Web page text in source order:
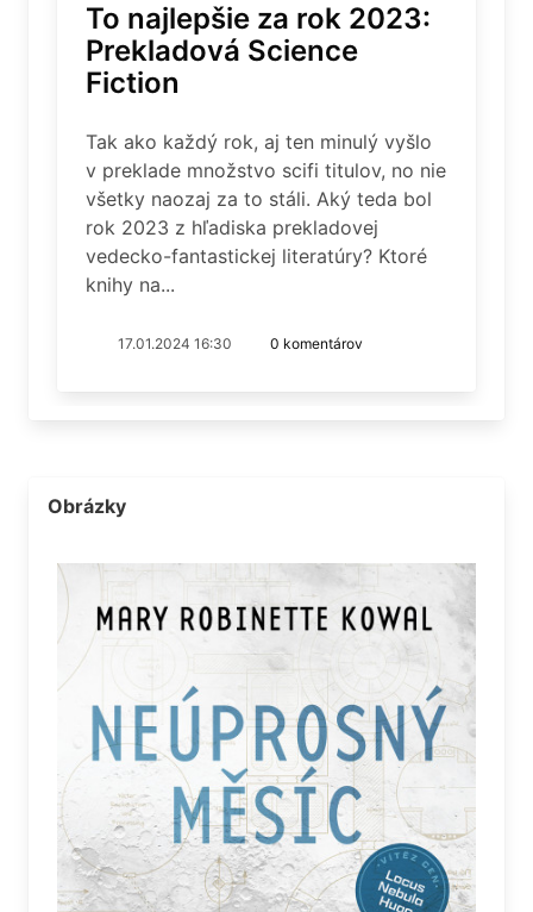
To najlepšie za rok 2023:
Prekladová Science
Fiction
Tak ako každý rok, aj ten minulý vyšlo
v preklade množstvo scifi titulov, no nie
všetky naozaj za to stáli. Aký teda bol
rok 2023 z hľadiska prekladovej
vedecko-fantastickej literatúry? Ktoré
knihy na...
17.01.2024 16:30 0 komentárov
Obrázky